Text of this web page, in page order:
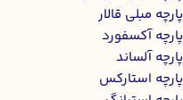
پارچه مبلی قالار
پارچه آکسفورد
پارچه آلساند
پارچه استارکس